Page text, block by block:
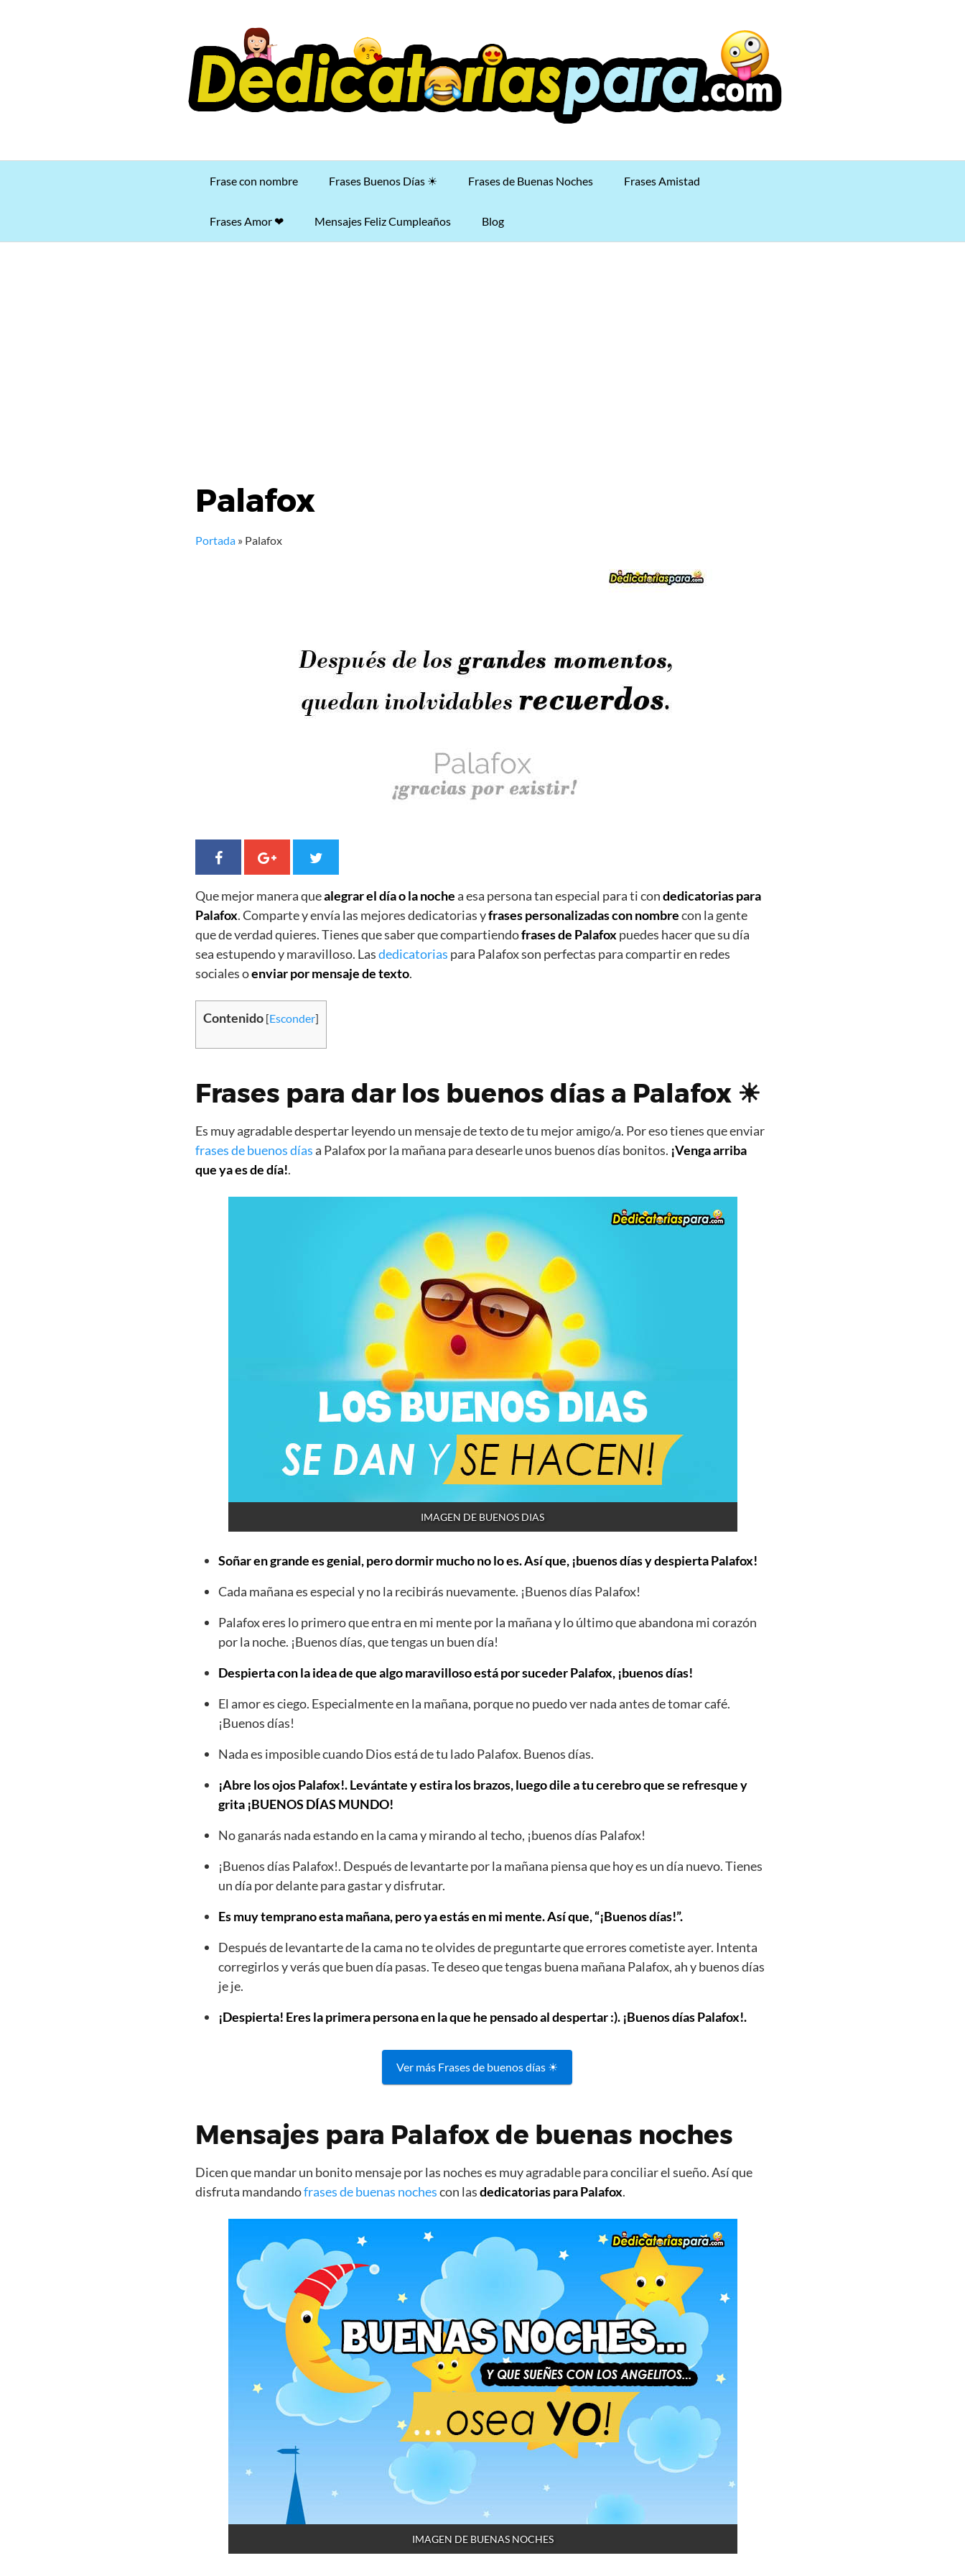
Frase con nombre Frases Buenos Días ☀ Frases de Buenas Noches Frases Amistad
Frases Amor ❤ Mensajes Feliz Cumpleaños Blog
Palafox
Portada » Palafox
Que mejor manera quealegrar el día o la nochea esa persona tan especial para ti condedicatorias para
Palafox. Comparte y envía las mejores dedicatorias yfrases personalizadas con nombrecon la gente
que de verdad quieres. Tienes que saber que compartiendofrases de Palafoxpuedes hacer que su día
sea estupendo y maravilloso. Lasdedicatorias para Palafox son perfectas para compartir en redes
sociales oenviar por mensaje de texto.
Contenido [Esconder]
Frases para dar los buenos días a Palafox ☀
Es muy agradable despertar leyendo un mensaje de texto de tu mejor amigo/a. Por eso tienes que enviar
frases de buenos díasa Palafox por la mañana para desearle unos buenos días bonitos. ¡Venga arriba
que ya es de día!.
IMAGEN DE BUENOS DIAS
Soñar en grande es genial, pero dormir mucho no lo es. Así que, ¡buenos días y despierta Palafox!
Cada mañana es especial y no la recibirás nuevamente. ¡Buenos días Palafox!
Palafox eres lo primero que entra en mi mente por la mañana y lo último que abandona mi corazón
por la noche. ¡Buenos días, que tengas un buen día!
Despierta con la idea de que algo maravilloso está por suceder Palafox, ¡buenos días!
El amor es ciego. Especialmente en la mañana, porque no puedo ver nada antes de tomar café.
¡Buenos días!
Nada es imposible cuando Dios está de tu lado Palafox. Buenos días.
¡Abre los ojos Palafox!. Levántate y estira los brazos, luego dile a tu cerebro que se refresque y
grita ¡BUENOS DÍAS MUNDO!
No ganarás nada estando en la cama y mirando al techo, ¡buenos días Palafox!
¡Buenos días Palafox!. Después de levantarte por la mañana piensa que hoy es un día nuevo. Tienes
un día por delante para gastar y disfrutar.
Es muy temprano esta mañana, pero ya estás en mi mente. Así que, “¡Buenos días!”.
Después de levantarte de la cama no te olvides de preguntarte que errores cometiste ayer. Intenta
corregirlos y verás que buen día pasas. Te deseo que tengas buena mañana Palafox, ah y buenos días
je je.
¡Despierta! Eres la primera persona en la que he pensado al despertar :). ¡Buenos días Palafox!.
Ver más Frases de buenos días ☀
Mensajes para Palafox de buenas noches
Dicen que mandar un bonito mensaje por las noches es muy agradable para conciliar el sueño. Así que
disfruta mandandofrases de buenas nochescon lasdedicatorias para Palafox.
IMAGEN DE BUENAS NOCHES